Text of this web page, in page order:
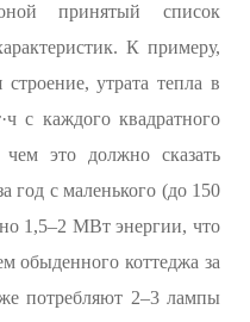
принятый список
К примеру,
утрата тепла в
с каждого квадратного
это должно сказать
год с маленького (до 150
1,5–2 МВт энергии, что
обыденного коттеджа за
потребляют 2–3 лампы